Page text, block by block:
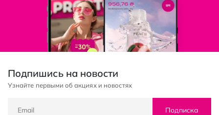
Подпишись на новости
Узнайте первыми об акциях и новостях
Подписка